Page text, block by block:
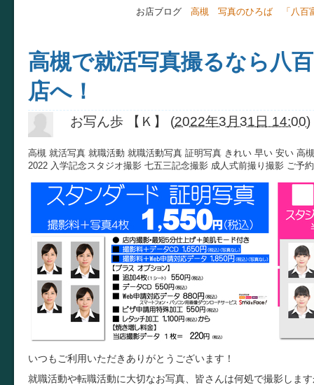
お店ブログ 高槻 写真のひろば 「八百
高槻で就活写真撮るなら八
店へ！
お写ん歩 【Ｋ】 (2022年3月31日 14:00)
高槻 就活写真 就職活動 就職活動写真 証明写真 きれい 早い 安い 高
2022 入学記念スタジオ撮影 七五三記念撮影 成人式前撮り撮影 ご予
いつもご利用いただきありがとうございます！
就職活動や転職活動に大切なお写真、皆さんは何処で撮影しま